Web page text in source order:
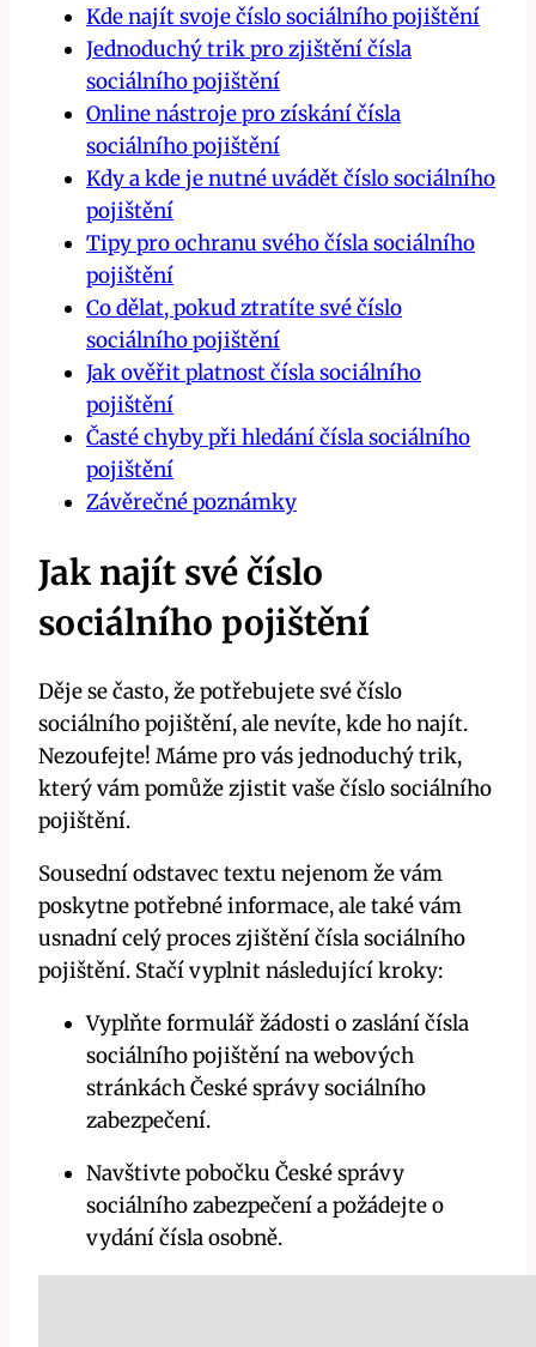
Kde najít svoje číslo sociálního pojištění
Jednoduchý trik pro zjištění čísla
sociálního pojištění
Online nástroje pro získání čísla
sociálního pojištění
Kdy a kde je nutné uvádět číslo sociálního
pojištění
Tipy pro ochranu svého čísla sociálního
pojištění
Co dělat, pokud ztratíte své číslo
sociálního pojištění
Jak ověřit platnost čísla sociálního
pojištění
Časté chyby při hledání čísla sociálního
pojištění
Závěrečné poznámky
Jak najít své číslo
sociálního pojištění
Děje se často, že potřebujete své číslo
sociálního pojištění, ale nevíte, kde ho najít.
Nezoufejte! Máme pro vás jednoduchý trik,
který vám pomůže zjistit vaše číslo sociálního
pojištění.
Sousední odstavec textu nejenom že vám
poskytne potřebné informace, ale také vám
usnadní celý proces zjištění čísla sociálního
pojištění. Stačí vyplnit následující kroky:
Vyplňte formulář žádosti o zaslání čísla
sociálního pojištění na webových
stránkách České správy sociálního
zabezpečení.
Navštivte pobočku České správy
sociálního zabezpečení a požádejte o
vydání čísla osobně.